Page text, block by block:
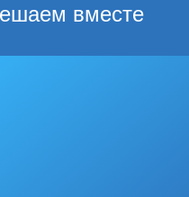
вместе